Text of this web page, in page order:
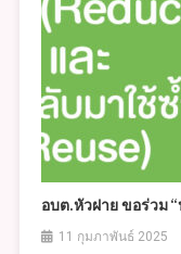
อบต.หัวฝาย ขอร่วม
11 กุมภาพันธ์ 2025